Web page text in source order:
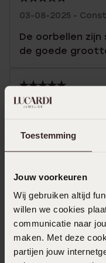
Toestemming
Jouw voorkeuren
Wij gebruiken altijd
willen we cookies
communicatie naar
maken. Met deze
partijen jouw
03-08-2025 -
De oorbellen zijn
de goede
01-06-2025 - Connor
combinatie